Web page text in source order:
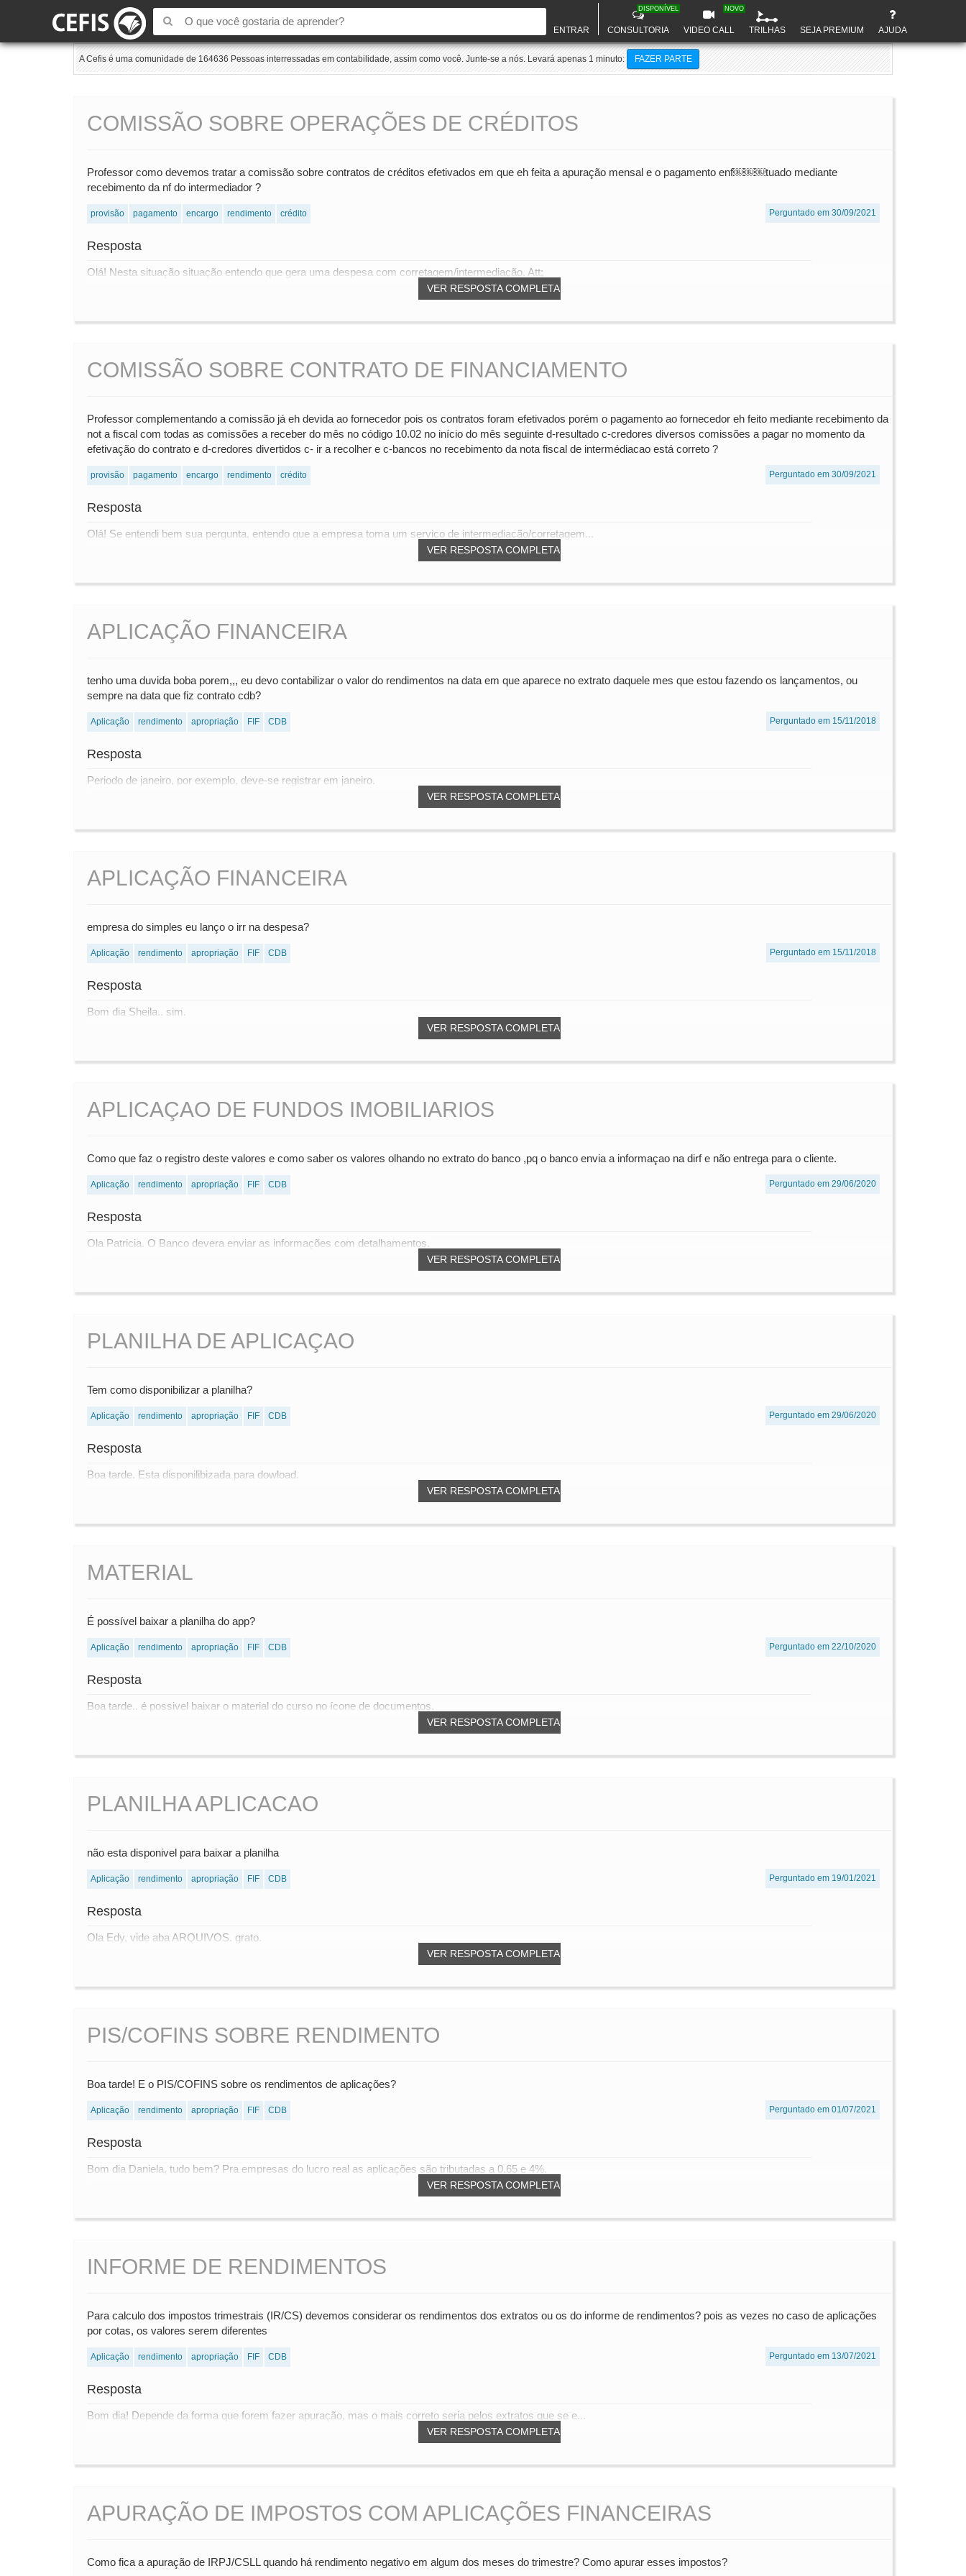
ENTRAR CONSULTORIA
DISPONÍVEL
VIDEO CALL
NOVO
TRILHAS SEJA PREMIUM AJUDA
A Cefis é uma comunidade de 164636 Pessoas interressadas em contabilidade, assim como você. Junte-se a nós. Levará apenas 1 minuto: FAZER PARTE
COMISSÃO SOBRE OPERAÇÕES DE CRÉDITOS
Professor como devemos tratar a comissão sobre contratos de créditos efetivados em que eh feita a apuração mensal e o pagamento enf￼￼￼tuado mediante
recebimento da nf do intermediador ?
provisão pagamento encargo rendimento crédito Perguntado em 30/09/2021
Resposta
VER RESPOSTA COMPLETA
Olá! Nesta situação situação entendo que gera uma despesa com corretagem/intermediação. Att;
COMISSÃO SOBRE CONTRATO DE FINANCIAMENTO
Professor complementando a comissão já eh devida ao fornecedor pois os contratos foram efetivados porém o pagamento ao fornecedor eh feito mediante recebimento da
not a fiscal com todas as comissões a receber do mês no código 10.02 no início do mês seguinte d-resultado c-credores diversos comissões a pagar no momento da
efetivação do contrato e d-credores divertidos c- ir a recolher e c-bancos no recebimento da nota fiscal de intermédiacao está correto ?
provisão pagamento encargo rendimento crédito Perguntado em 30/09/2021
Resposta
VER RESPOSTA COMPLETA
Olá! Se entendi bem sua pergunta, entendo que a empresa toma um serviço de intermediação/corretagem...
APLICAÇÃO FINANCEIRA
tenho uma duvida boba porem,,, eu devo contabilizar o valor do rendimentos na data em que aparece no extrato daquele mes que estou fazendo os lançamentos, ou
sempre na data que fiz contrato cdb?
Aplicação rendimento apropriação FIF CDB Perguntado em 15/11/2018
Resposta
VER RESPOSTA COMPLETA
Periodo de janeiro, por exemplo, deve-se registrar em janeiro.
APLICAÇÃO FINANCEIRA
empresa do simples eu lanço o irr na despesa?
Aplicação rendimento apropriação FIF CDB Perguntado em 15/11/2018
Resposta
VER RESPOSTA COMPLETA
Bom dia Sheila.. sim.
APLICAÇAO DE FUNDOS IMOBILIARIOS
Como que faz o registro deste valores e como saber os valores olhando no extrato do banco ,pq o banco envia a informaçao na dirf e não entrega para o cliente.
Aplicação rendimento apropriação FIF CDB Perguntado em 29/06/2020
Resposta
VER RESPOSTA COMPLETA
Ola Patricia. O Banco devera enviar as informações com detalhamentos.
PLANILHA DE APLICAÇAO
Tem como disponibilizar a planilha?
Aplicação rendimento apropriação FIF CDB Perguntado em 29/06/2020
Resposta
VER RESPOSTA COMPLETA
Boa tarde. Esta disponilibizada para dowload.
MATERIAL
É possível baixar a planilha do app?
Aplicação rendimento apropriação FIF CDB Perguntado em 22/10/2020
Resposta
VER RESPOSTA COMPLETA
Boa tarde.. é possivel baixar o material do curso no ícone de documentos.
PLANILHA APLICACAO
não esta disponivel para baixar a planilha
Aplicação rendimento apropriação FIF CDB Perguntado em 19/01/2021
Resposta
VER RESPOSTA COMPLETA
Ola Edy, vide aba ARQUIVOS. grato.
PIS/COFINS SOBRE RENDIMENTO
Boa tarde! E o PIS/COFINS sobre os rendimentos de aplicações?
Aplicação rendimento apropriação FIF CDB Perguntado em 01/07/2021
Resposta
VER RESPOSTA COMPLETA
Bom dia Daniela, tudo bem? Pra empresas do lucro real as aplicações são tributadas a 0,65 e 4%.
INFORME DE RENDIMENTOS
Para calculo dos impostos trimestrais (IR/CS) devemos considerar os rendimentos dos extratos ou os do informe de rendimentos? pois as vezes no caso de aplicações
por cotas, os valores serem diferentes
Aplicação rendimento apropriação FIF CDB Perguntado em 13/07/2021
Resposta
VER RESPOSTA COMPLETA
Bom dia! Depende da forma que forem fazer apuração, mas o mais correto seria pelos extratos que se e...
APURAÇÃO DE IMPOSTOS COM APLICAÇÕES FINANCEIRAS
Como fica a apuração de IRPJ/CSLL quando há rendimento negativo em algum dos meses do trimestre? Como apurar esses impostos?